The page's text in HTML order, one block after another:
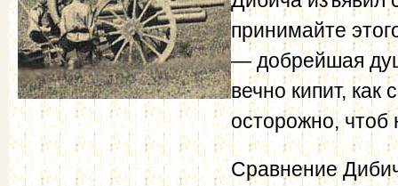
принимайте
— добрейшая
вечно кипит,
осторожно, чтоб
Сравнение